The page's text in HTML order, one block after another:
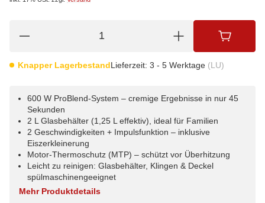
Knapper LagerbestandLieferzeit: 3 - 5 Werktage (LU)
600 W ProBlend-System – cremige Ergebnisse in nur 45
Sekunden
2 L Glasbehälter (1,25 L effektiv), ideal für Familien
2 Geschwindigkeiten + Impulsfunktion – inklusive
Eiszerkleinerung
Motor-Thermoschutz (MTP) – schützt vor Überhitzung
Leicht zu reinigen: Glasbehälter, Klingen & Deckel
spülmaschinengeeignet
Mehr Produktdetails